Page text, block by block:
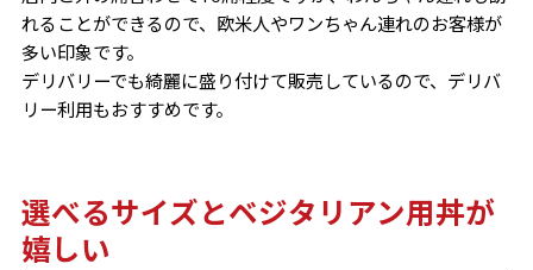
れることができるので、欧米人やワンちゃん連れのお客様が
多い印象です。
デリバリーでも綺麗に盛り付けて販売しているので、デリバ
リー利用もおすすめです。
選べるサイズとベジタリアン用丼が
嬉しい